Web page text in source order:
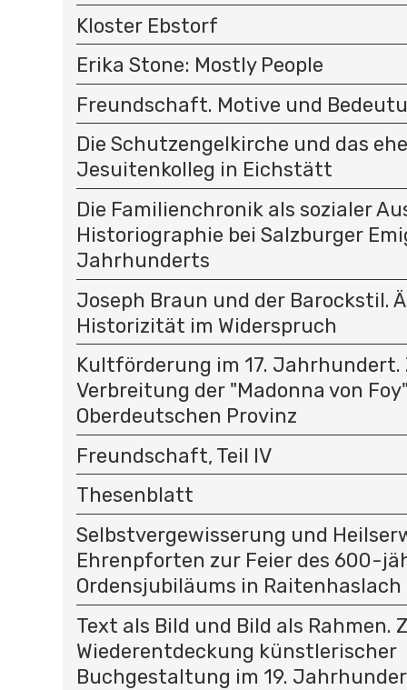
Kloster Ebstorf
Erika Stone: Mostly People
Freundschaft. Motive und
Die Schutzengelkirche und das
Jesuitenkolleg in Eichstätt
Die Familienchronik als sozialer
Historiographie bei Salzburger
Jahrhunderts
Joseph Braun und der Barockstil.
Historizität im Widerspruch
Kultförderung im 17. Jahrhundert.
Verbreitung der "Madonna von
Oberdeutschen Provinz
Freundschaft, Teil IV
Thesenblatt
Selbstvergewisserung und
Ehrenpforten zur Feier des 600-
Ordensjubiläums in Raitenhaslach
Text als Bild und Bild als Rahmen.
Wiederentdeckung künstlerischer
Buchgestaltung im 19.